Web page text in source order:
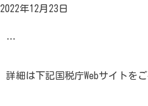
2022年12月23日
…
詳細は下記国税庁Webサイトを